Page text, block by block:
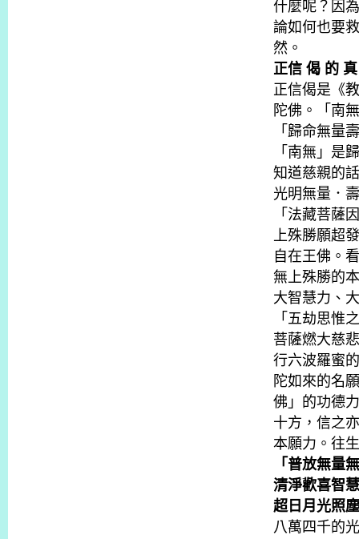
什麼呢？因
論如何也要
然。
正信 偈 的
正信偈是《
陀佛。「南
「歸命無量
「南無」是
知道慈親的
光明無量．
「法藏菩薩
上殊勝願超
自在王佛。
無上殊勝的
大智慧力、
「五劫思惟
菩薩燃大慈
行六波羅蜜
陀如來的名
佛」的功德
十方，信之
本願力。往
「普放無量
清淨歡喜智
超日月光照
八萬四千的